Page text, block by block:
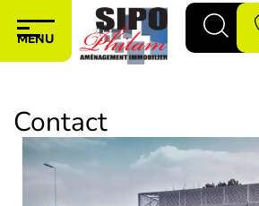
contenu
principal
MENU
Contact
Panneau de gestion des cookies